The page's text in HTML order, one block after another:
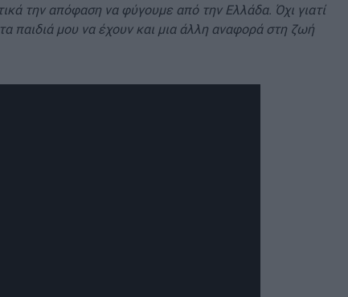
την απόφαση να φύγουμε από την Ελλάδα. Όχι γιατί
παιδιά μου να έχουν και μια άλλη αναφορά στη ζωή